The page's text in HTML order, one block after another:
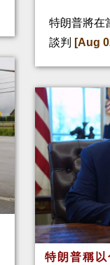
特朗普將在
談判
[Aug
特朗普稱